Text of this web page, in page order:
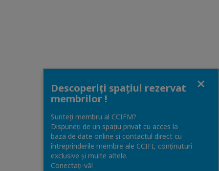
Descoperiți spațiul rezervat
membrilor !
Sunteți membru al CCIFM?
Dispuneți de un spațiu privat cu acces la
baza de date online și contactul direct cu
întreprinderile membre ale CCIFI, conținuturi
exclusive și multe altele.
Conectați-vă!